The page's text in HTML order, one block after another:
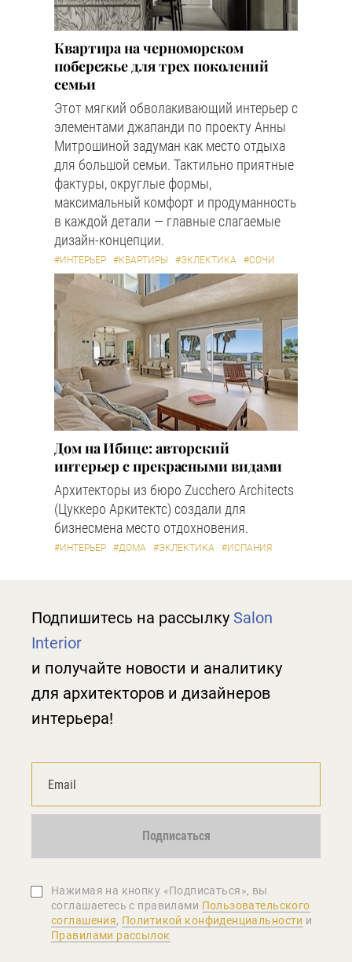
Квартира на черноморском
побережье для трех поколений
семьи
Этот мягкий обволакивающий интерьер с
элементами джапанди по проекту Анны
Митрошиной задуман как место отдыха
для большой семьи. Тактильно приятные
фактуры, округлые формы,
максимальный комфорт и продуманность
в каждой детали — главные слагаемые
дизайн-концепции.
#ИНТЕРЬЕР #КВАРТИРЫ #ЭКЛЕКТИКА #СОЧИ
Дом на Ибице: авторский
интерьер с прекрасными видами
Архитекторы из бюро Zucchero Architects
(Цуккеро Аркитектс) создали для
бизнесмена место отдохновения.
#ИНТЕРЬЕР #ДОМА #ЭКЛЕКТИКА #ИСПАНИЯ
Подпишитесь на рассылку Salon
Interior
и получайте новости и аналитику
для архитекторов и дизайнеров
интерьера!
Подписаться
Нажимая на кнопку «Подписаться», вы
соглашаетеcь с правилами Пользовательского
соглашения, Политикой конфиденциальности и
Правилами рассылок